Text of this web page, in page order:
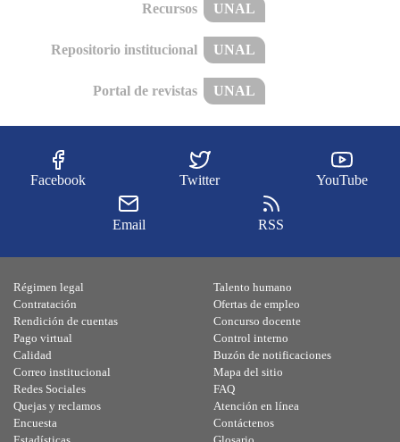
Recursos UNAL
Repositorio institucional UNAL
Portal de revistas UNAL
Facebook Twitter YouTube
Email RSS
Régimen legal
Contratación
Rendición de cuentas
Pago virtual
Calidad
Talento humano
Ofertas de empleo
Concurso docente
Control interno
Buzón de notificaciones
Correo institucional
Redes Sociales
Quejas y reclamos
Encuesta
Mapa del sitio
FAQ
Atención en línea
Contáctenos